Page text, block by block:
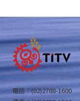
電話：(02)2788-1600